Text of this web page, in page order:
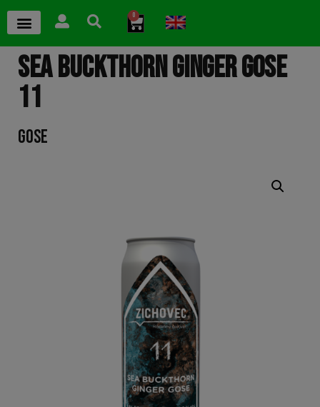
0
SEA BUCKTHORN GINGER GOSE
11
GOSE